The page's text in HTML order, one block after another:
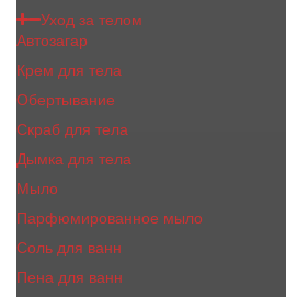
Уход за телом
Автозагар
Крем для тела
Обертывание
Скраб для тела
Дымка для тела
Мыло
Парфюмированное мыло
Соль для ванн
Пена для ванн